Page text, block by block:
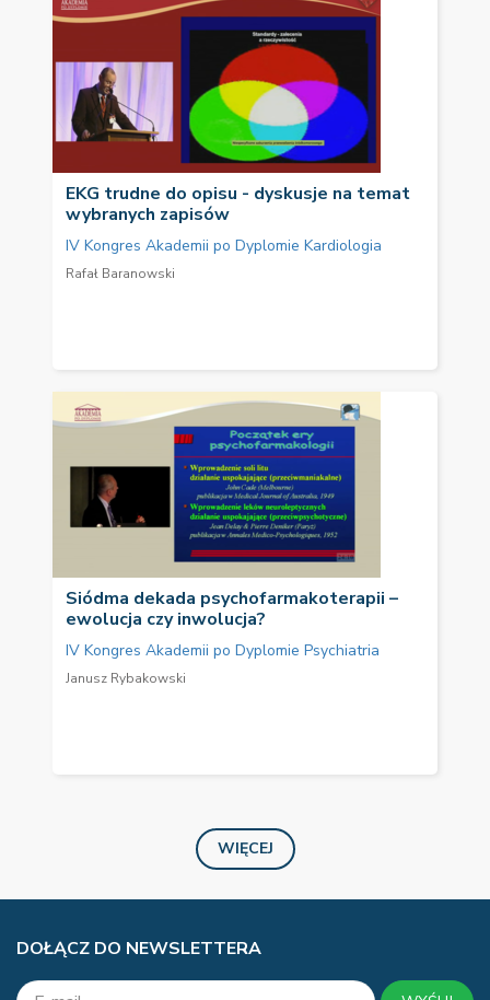
EKG trudne do opisu - dyskusje na temat
wybranych zapisów
IV Kongres Akademii po Dyplomie Kardiologia
Rafał Baranowski
Siódma dekada psychofarmakoterapii –
ewolucja czy inwolucja?
IV Kongres Akademii po Dyplomie Psychiatria
Janusz Rybakowski
WIĘCEJ
DOŁĄCZ DO NEWSLETTERA